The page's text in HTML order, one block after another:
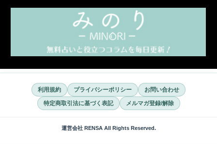
利用規約 プライバシーポリシー お問い合わせ
特定商取引法に基づく表記 メルマガ登録/解除
運営会社 RENSA All Rights Reserved.